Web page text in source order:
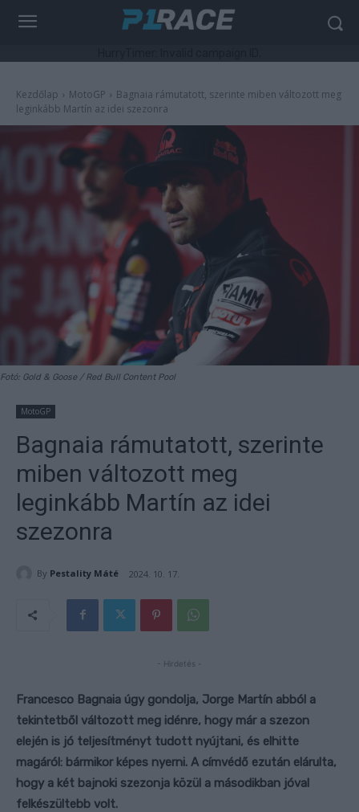
Kezdőlap MotoGP
Bagnaia rámutatott, szerinte miben változott meg
leginkább Martín az idei szezonra
Fotó: Gold & Goose / Red Bull Content Pool
MotoGP
Bagnaia rámutatott, szerinte
miben változott meg
leginkább Martín az idei
szezonra
By Pestality Máté 2024. 10. 17.
- Hirdetés -
Francesco Bagnaia úgy gondolja, Jorge Martín abból a
tekintetből változott meg idénre, hogy már a szezon
elején is jó teljesítményt tudott nyújtani, és elhitte
magáról: bármikor képes nyerni. A címvédő ezután elárulta,
hogy a két bajnoki szezonja közül a másodikban jóval
felkészültebb volt.